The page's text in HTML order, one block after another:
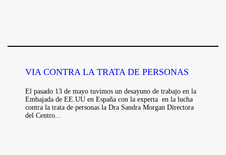
VIA CONTRA LA TRATA DE PERSONAS
El pasado 13 de mayo tuvimos un desayuno de trabajo en la
Embajada de EE.UU en España con la experta en la lucha
contra la trata de personas la Dra Sandra Morgan Directora
del Centro...